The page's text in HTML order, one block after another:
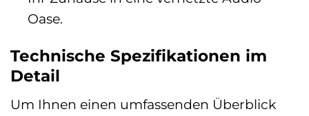
Oase.
Technische Spezifikationen im
Detail
Um Ihnen einen umfassenden Überblick